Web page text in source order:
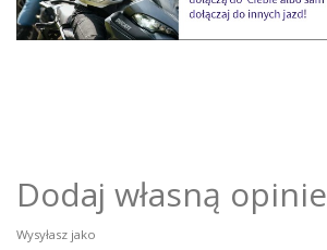
Dodaj własną opinie
Wysyłasz jako